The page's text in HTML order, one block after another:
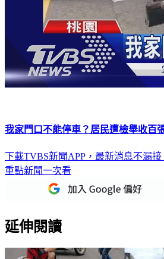
我家門口不能停車？居民遭檢舉收百
下載TVBS新聞APP，最新消息不漏接
重點新聞一次看
延伸閱讀